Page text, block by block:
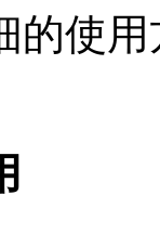
的使